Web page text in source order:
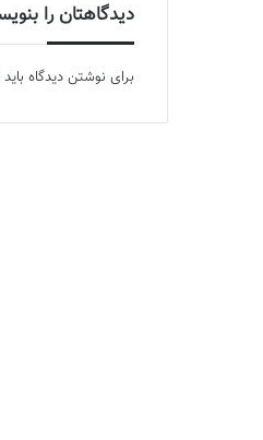
دیدگاهتان را
برای نوشتن دیدگاه باید